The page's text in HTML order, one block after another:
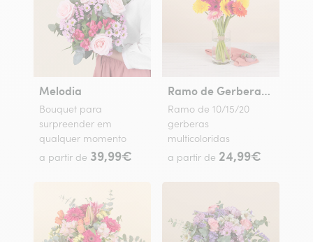
Melodia
Bouquet para
surpreender em
qualquer momento
a partir de 39,99€
Ramo de Gerberas Coloridas
Ramo de 10/15/20
gerberas
multicoloridas
a partir de 24,99€